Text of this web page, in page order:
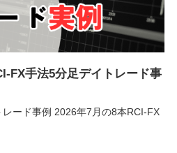
FX手法5分足デイトレード事
レード事例 2026年7月の8本RCI-FX